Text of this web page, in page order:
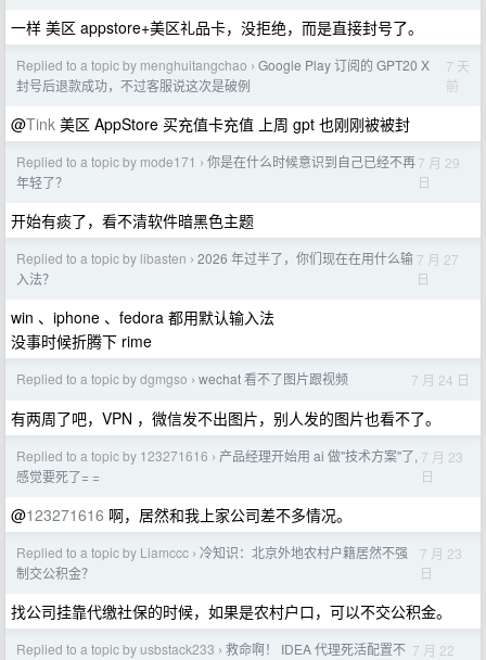
一样 美区 appstore+美区礼品卡，没拒绝，而是直接封号了。
Replied to a topic by menghuitangchao › Google Play 订阅的 GPT20 X
封号后退款成功，不过客服说这次是破例
7 天
前
@Tink 美区 AppStore 买充值卡充值 上周 gpt 也刚刚被被封
Replied to a topic by mode171 › 你是在什么时候意识到自己已经不再
年轻了？
7 月 29
日
开始有痰了，看不清软件暗黑色主题
Replied to a topic by libasten › 2026 年过半了，你们现在在用什么输
入法？
7 月 27
日
win 、iphone 、fedora 都用默认输入法
没事时候折腾下 rime
Replied to a topic by dgmgso › wechat 看不了图片跟视频 7 月 24 日
有两周了吧，VPN ，微信发不出图片，别人发的图片也看不了。
Replied to a topic by 123271616 › 产品经理开始用 ai 做"技术方案"了,
感觉要死了= =
7 月 23
日
@123271616 啊，居然和我上家公司差不多情况。
Replied to a topic by Liamccc › 冷知识：北京外地农村户籍居然不强
制交公积金？
7 月 23
日
找公司挂靠代缴社保的时候，如果是农村户口，可以不交公积金。
Replied to a topic by usbstack233 › 救命啊！ IDEA 代理死活配置不 7 月 22